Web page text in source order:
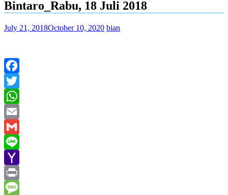
Bintaro_Rabu, 18 Juli 2018
July 21, 2018October 10, 2020 bian
Facebook
Twitter
WhatsApp
Email
Gmail
Line
Yahoo
Mail
Print